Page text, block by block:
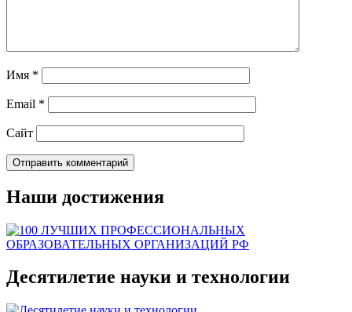
Имя *
Email *
Сайт
Наши достижения
Десятилетие науки и технологии